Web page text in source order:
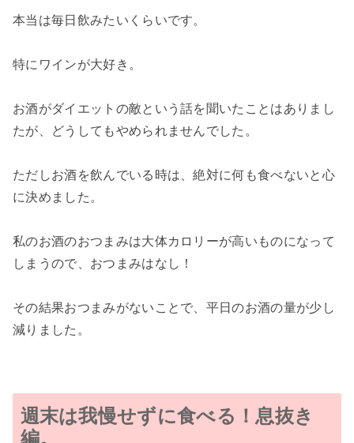
本当は毎日飲みたいくらいです。
特にワインが大好き。
お酒がダイエットの敵という話を聞いたことはありまし
たが、どうしてもやめられませんでした。
ただしお酒を飲んでいる時は、絶対に何も食べないと心
に決めました。
私のお酒のおつまみは大体カロリーが高いものになって
しまうので、おつまみはなし！
その結果おつまみがないことで、平日のお酒の量が少し
減りました。
週末は我慢せずに食べる！息抜き
編。